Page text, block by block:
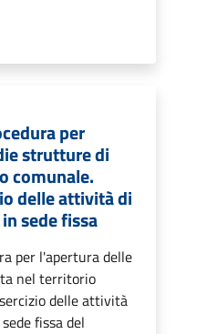
per
strutture di
comunale.
delle attività di
sede fissa
per l'apertura delle
nel territorio
delle attività
fissa del